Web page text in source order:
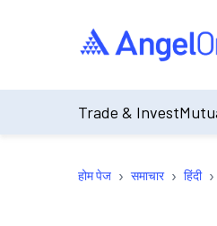
Trade & Invest
होम पेज › समाचार › हिंदी ›